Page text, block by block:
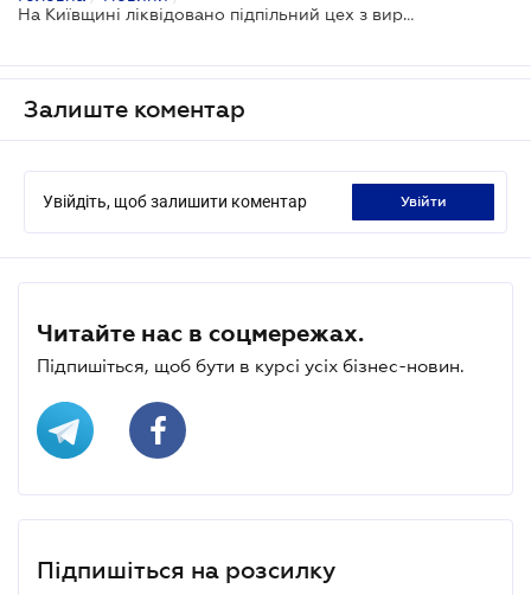
На Київщині ліквідовано підпільний цех з виробництва кави відомих світових брендів
Залиште коментар
Увійдіть, щоб залишити коментар увійти
Читайте нас в соцмережах.
Підпишіться, щоб бути в курсі усіх бізнес-новин.
Підпишіться на розсилку